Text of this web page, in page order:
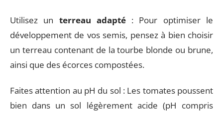
Utilisez un terreau adapté: Pour optimiser le
développement de vos semis, pensez à bien choisir
un terreau contenant de la tourbe blonde ou brune,
ainsi que des écorces compostées.
Faites attention au pH du sol : Les tomates poussent
bien dans un sol légèrement acide (pH compris